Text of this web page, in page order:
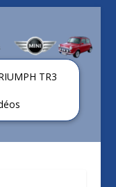
TR3